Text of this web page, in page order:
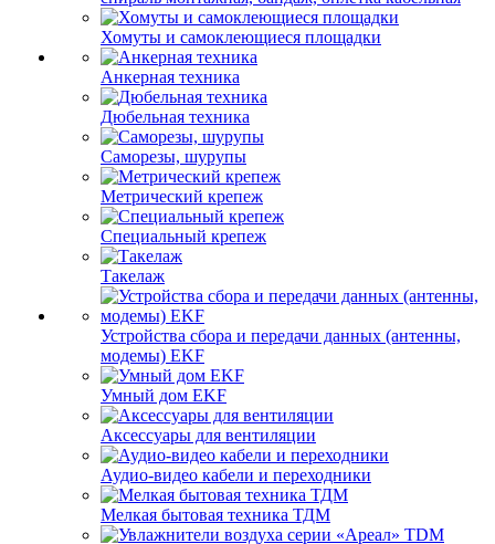
Хомуты и самоклеющиеся площадки
Анкерная техника
Дюбельная техника
Саморезы, шурупы
Метрический крепеж
Специальный крепеж
Такелаж
Устройства сбора и передачи данных (антенны,
модемы) EKF
Умный дом EKF
Аксессуары для вентиляции
Аудио-видео кабели и переходники
Мелкая бытовая техника ТДМ